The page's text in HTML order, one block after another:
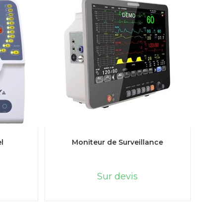
Moniteur de Surveillance
Sur devis